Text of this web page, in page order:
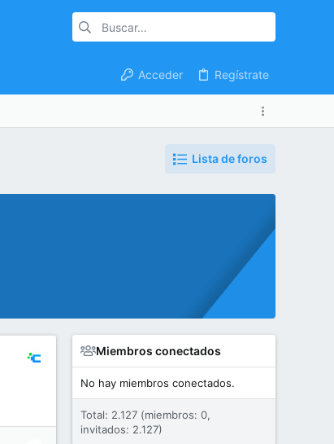
Acceder Regístrate
Lista de foros
Miembros conectados
No hay miembros conectados.
Total: 2.127 (miembros: 0,
invitados: 2.127)